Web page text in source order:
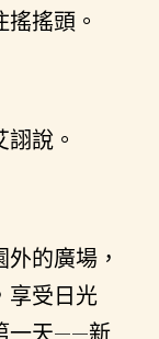
搖頭。
詡說。
的廣場，
享受日光
一天——新